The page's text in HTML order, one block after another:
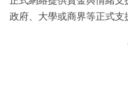
政府、大學或商界等正式支